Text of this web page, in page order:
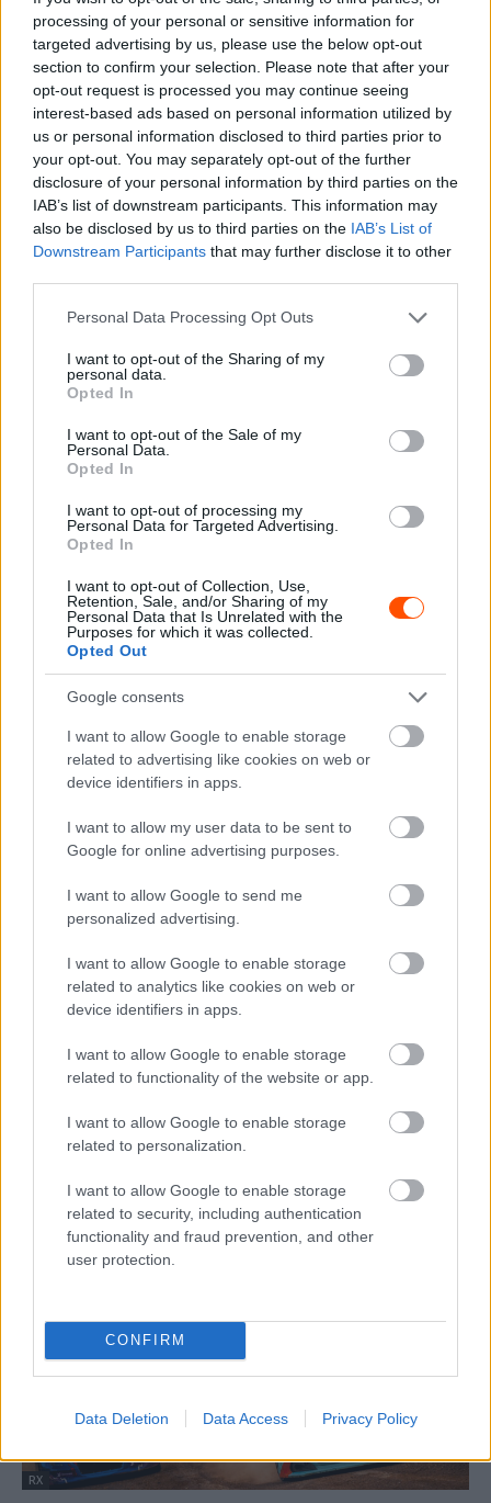
processing of your personal or sensitive information for
targeted advertising by us, please use the below opt-out
section to confirm your selection. Please note that after your
opt-out request is processed you may continue seeing
interest-based ads based on personal information utilized by
us or personal information disclosed to third parties prior to
your opt-out. You may separately opt-out of the further
disclosure of your personal information by third parties on the
IAB’s list of downstream participants. This information may
also be disclosed by us to third parties on the IAB’s List of
Downstream Participants that may further disclose it to other
Please note that this website/app uses one or more Google
not limited to your visit or usage behaviour. You may click to
grant or deny consent to Google and its third-party tags to
use your data for below specified purposes in below Google
consent section.
Personal Data Processing Opt Outs
I want to opt-out of the Sharing of my
personal data.
Opted In
I want to opt-out of the Sale of my
Personal Data.
Opted In
I want to opt-out of processing my
Personal Data for Targeted Advertising.
Opted In
I want to opt-out of Collection, Use,
Retention, Sale, and/or Sharing of my
Personal Data that Is Unrelated with the
Purposes for which it was collected.
Opted Out
Google consents
I want to allow Google to enable storage
related to advertising like cookies on web or
device identifiers in apps.
I want to allow my user data to be sent to
Google for online advertising purposes.
I want to allow Google to send me
personalized advertising.
I want to allow Google to enable storage
related to analytics like cookies on web or
device identifiers in apps.
I want to allow Google to enable storage
related to functionality of the website or app.
I want to allow Google to enable storage
related to personalization.
I want to allow Google to enable storage
related to security, including authentication
functionality and fraud prevention, and other
user protection.
CONFIRM
Data Deletion Data Access Privacy Policy
RX
Az első nap után Kristoffersson vezet
Nyirádon, Trepák, Kárai és Körmöczi is jól
szezon, tizenegy magyarral
Lakner Gábor - 2025. július 18.
Nyirád készen áll a hétvégi WRX- és ERX-
futamra
Tizenegy magyar indul Nyirádon a jövő
héten az ERX-mezőnyben
Lakner Gábor - 2025. július 11.
RX